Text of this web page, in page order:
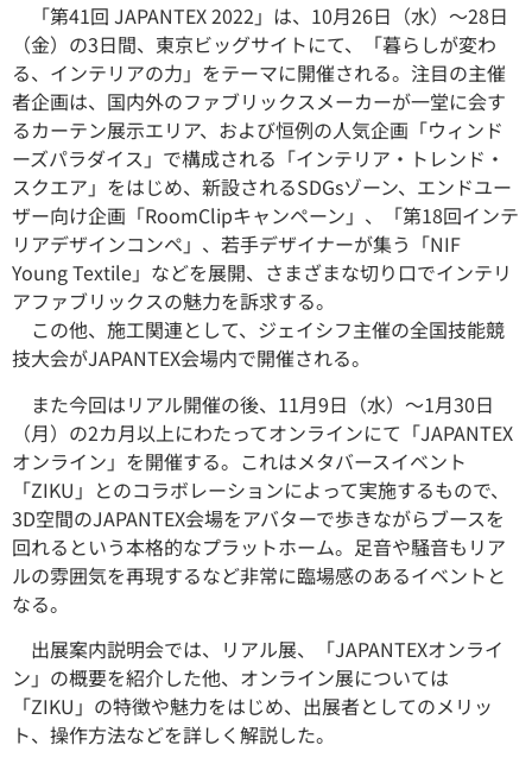
「第41回 JAPANTEX 2022」は、10月26日（水）〜28日
（金）の3日間、東京ビッグサイトにて、「暮らしが変わ
る、インテリアの力」をテーマに開催される。注目の主催
者企画は、国内外のファブリックスメーカーが一堂に会す
るカーテン展示エリア、および恒例の人気企画「ウィンド
ーズパラダイス」で構成される「インテリア・トレンド・
スクエア」をはじめ、新設されるSDGsゾーン、エンドユー
ザー向け企画「RoomClipキャンペーン」、「第18回インテ
リアデザインコンペ」、若手デザイナーが集う「NIF
Young Textile」などを展開、さまざまな切り口でインテリ
アファブリックスの魅力を訴求する。
この他、施工関連として、ジェイシフ主催の全国技能競
技大会がJAPANTEX会場内で開催される。
また今回はリアル開催の後、11月9日（水）〜1月30日
（月）の2カ月以上にわたってオンラインにて「JAPANTEX
オンライン」を開催する。これはメタバースイベント
「ZIKU」とのコラボレーションによって実施するもので、
3D空間のJAPANTEX会場をアバターで歩きながらブースを
回れるという本格的なプラットホーム。足音や騒音もリア
ルの雰囲気を再現するなど非常に臨場感のあるイベントと
なる。
出展案内説明会では、リアル展、「JAPANTEXオンライ
ン」の概要を紹介した他、オンライン展については
「ZIKU」の特徴や魅力をはじめ、出展者としてのメリッ
ト、操作方法などを詳しく解説した。